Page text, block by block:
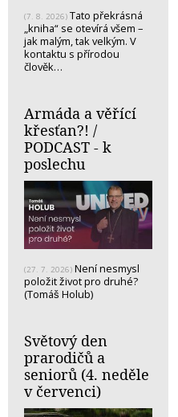
(7. 8. 2026) Tato překrásná
„kniha“ se otevírá všem –
jak malým, tak velkým. V
kontaktu s přírodou
člověk…
Armáda a věřící
křesťan?! /
PODCAST - k
poslechu
(27. 7. 2026) Není nesmysl
položit život pro druhé?
(Tomáš Holub)
Světový den
prarodičů a
seniorů (4. neděle
v červenci)